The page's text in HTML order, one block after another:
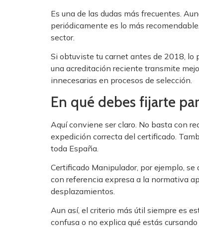
Es una de las dudas más frecuentes.
periódicamente es lo más
sector.
Si obtuviste tu carnet antes de 2018, lo
una acreditación reciente transmite
innecesarias en procesos de selección.
En qué debes fijarte
Aquí conviene ser claro. No basta con
expedición correcta del certificado.
toda España.
Certificado Manipulador, por ejemplo,
con referencia expresa a la normativa
desplazamientos.
Aun así, el criterio más útil siempre es
confusa o no explica qué estás